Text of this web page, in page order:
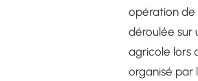
opération de
déroulée sur
agricole lors
organisé par